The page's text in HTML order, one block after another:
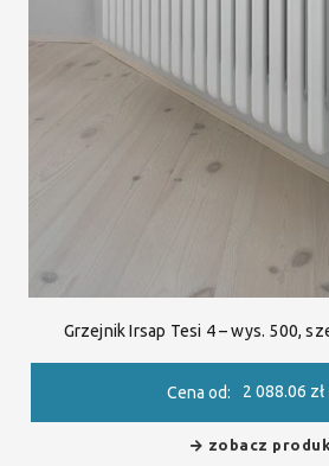
Grzejnik Irsap Tesi 4 – wys. 500,
Cena od: 2 088.06 zł
zobacz